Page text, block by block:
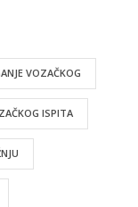
VOZAČKOG
ISPITA